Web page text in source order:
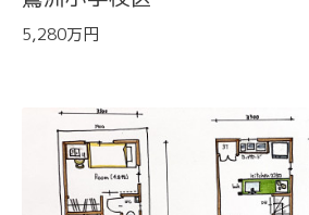
5,280万円